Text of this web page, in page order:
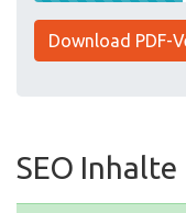
Download PDF-
SEO Inhalte